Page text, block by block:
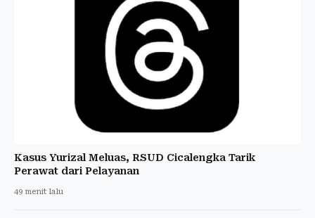
Kasus Yurizal Meluas, RSUD Cicalengka Tarik
Perawat dari Pelayanan
49 menit lalu